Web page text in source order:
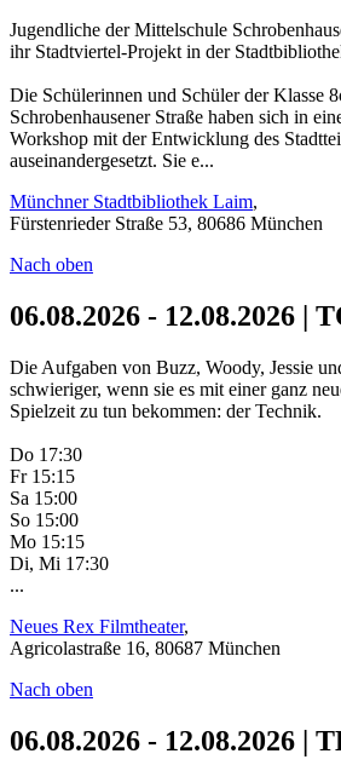
Jugendliche der Mittelschule
ihr Stadtviertel-Projekt in der
Die Schülerinnen und Schüler der Klasse
Schrobenhausener Straße haben sich in
Workshop mit der Entwicklung des
auseinandergesetzt. Sie e...
Münchner Stadtbibliothek Laim,
Fürstenrieder Straße 53, 80686 München
Nach oben
06.08.2026 - 12.08.2026 |
Die Aufgaben von Buzz, Woody, Jessie
schwieriger, wenn sie es mit einer ganz
Spielzeit zu tun bekommen: der Technik.
Do 17:30
Fr 15:15
Sa 15:00
So 15:00
Mo 15:15
Di, Mi 17:30
...
Neues Rex Filmtheater,
Agricolastraße 16, 80687 München
Nach oben
06.08.2026 - 12.08.2026 |